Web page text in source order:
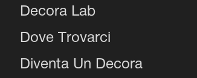
Decora Lab
Dove Trovarci
Diventa Un Decora